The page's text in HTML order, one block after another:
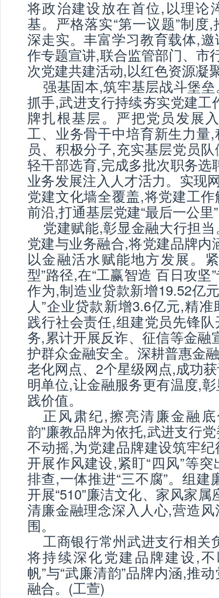
将政治建设放在首位,以理论
基。严格落实“第一议题”制度
深走实。丰富学习教育载体,
作专题宣讲,联合监管部门、市
次党建共建活动,以红色资源凝
强基固本,筑牢基层战斗堡
抓手,武进支行持续夯实党建工
牌扎根基层。严把党员发展
工、业务骨干中培育新生力量
员、积极分子,充实基层党员
轻干部选育,完成多批次职务选
业务发展注入人才活力。实现
党建文化墙全覆盖,将党建工
前沿,打通基层党建“最后一公里
党建赋能,彰显金融大行担
党建与业务融合,将党建品牌内
以金融活水赋能地方发展。
型”路径,在“工赢智造 百日攻坚
作为,制造业贷款新增19.52亿
人”企业贷款新增3.6亿元,精
践行社会责任,组建党员先锋
务,累计开展反诈、征信等金融
护群众金融安全。深耕普惠金
老化网点、2个星级网点,成功
明单位,让金融服务更有温度,
践价值。
正风肃纪,擦亮清廉金融
韵”廉教品牌为依托,武进支行
不动摇,为党建品牌建设筑牢
开展作风建设,紧盯“四风”等
排查,一体推进“三不腐”。组建
开展“510”廉洁文化、家风家
清廉金融理念深入人心,营造
围。
工商银行常州武进支行相关
将持续深化党建品牌建设,
帆”与“武廉清韵”品牌内涵,推
融合。(工萱)